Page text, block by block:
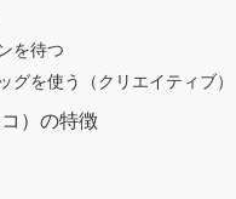
を待つ
グを使う（クリエイティブ）
）の特徴